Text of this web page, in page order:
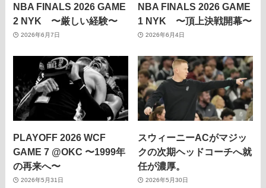
NBA FINALS 2026 GAME
2 NYK 〜厳しい経験〜
2026年6月7日
NBA FINALS 2026 GAME
1 NYK 〜頂上決戦開幕〜
2026年6月4日
PLAYOFF 2026 WCF
GAME 7 @OKC 〜1999年
の再来へ〜
2026年5月31日
スウィーニーACがマジッ
クの次期ヘッドコーチへ就
任が濃厚。
2026年5月30日